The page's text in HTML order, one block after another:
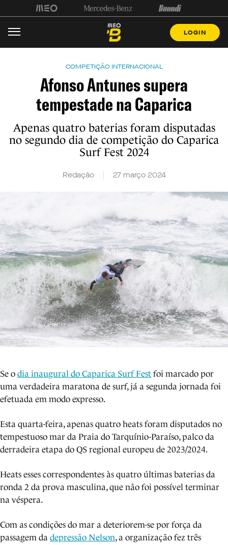
LOGIN
COMPETIÇÃO INTERNACIONAL
Afonso Antunes supera
tempestade na Caparica
Apenas quatro baterias foram disputadas
no segundo dia de competição do Caparica
Surf Fest 2024
Redação 27 março 2024
Se o dia inaugural do Caparica Surf Fest foi marcado por
uma verdadeira maratona de surf, já a segunda jornada foi
efetuada em modo expresso.
Esta quarta-feira, apenas quatro heats foram disputados no
tempestuoso mar da Praia do Tarquínio-Paraíso, palco da
derradeira etapa do QS regional europeu de 2023/2024.
Heats esses correspondentes às quatro últimas baterias da
ronda 2 da prova masculina, que não foi possível terminar
na véspera.
Com as condições do mar a deteriorem-se por força da
passagem da depressão Nelson, a organização fez três